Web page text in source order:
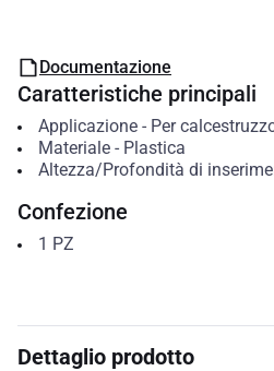
Documentazione
Caratteristiche principali
Applicazione- Per
Materiale- Plastica
Altezza/Profondità di
Confezione
1 PZ
Dettaglio prodotto